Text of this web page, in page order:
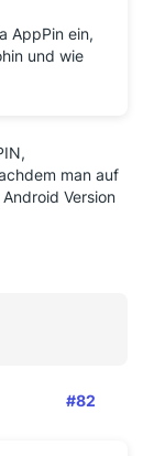
AppPin ein,
und wie
man auf
Version
#82